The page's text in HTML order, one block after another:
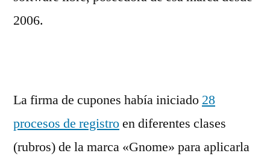
2006.
La firma de cupones había iniciado 28
procesos de registroen diferentes clases
(rubros) de la marca «Gnome» para aplicarla